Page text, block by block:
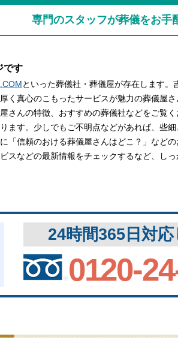
相場中国・四国 中国・四国
専門のスタッフが葬儀をお手
です
といった葬儀社・葬儀屋が存在します。
く真心のこもったサービスが魅力の葬儀屋
さんの特徴、おすすめの葬儀社などをご覧
ます。少しでもご不明点などがあれば、些
「信頼のおける葬儀屋さんはどこ？」など
スなどの最新情報をチェックするなど、し
24時間365日対
0120-